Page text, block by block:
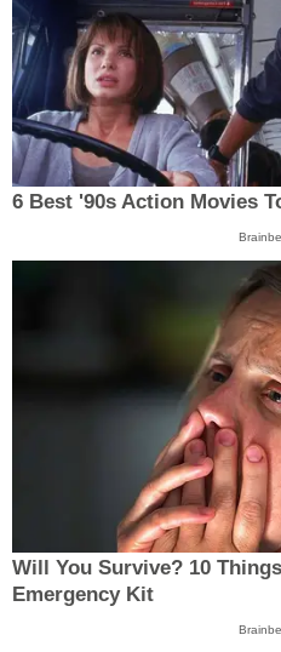
6 Best '90s Action Movies
Will You Survive? 10
Emergency Kit